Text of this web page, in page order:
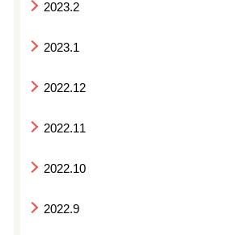
2023.2
2023.1
2022.12
2022.11
2022.10
2022.9